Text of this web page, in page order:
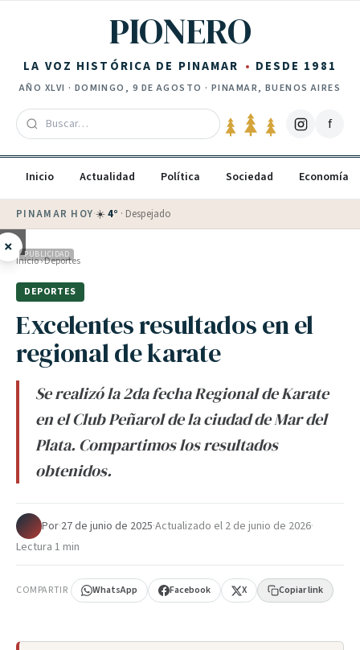
PIONERO
LA VOZ HISTÓRICA DE PINAMAR DESDE 1981
AÑO XLVI · DOMINGO, 9 DE AGOSTO · PINAMAR, BUENOS AIRES
f
Inicio Actualidad Política Sociedad Economía
PINAMAR HOY·💵 Dólar blue$1525
× PUBLICIDAD
Inicio›Deportes
DEPORTES
Excelentes resultados en el
regional de karate
Se realizó la 2da fecha Regional de Karate
en el Club Peñarol de la ciudad de Mar del
Plata. Compartimos los resultados
obtenidos.
Por·27 de junio de 2025·Actualizado el 2 de junio de 2026·
Lectura 1 min
COMPARTIR WhatsApp Facebook X Copiar link